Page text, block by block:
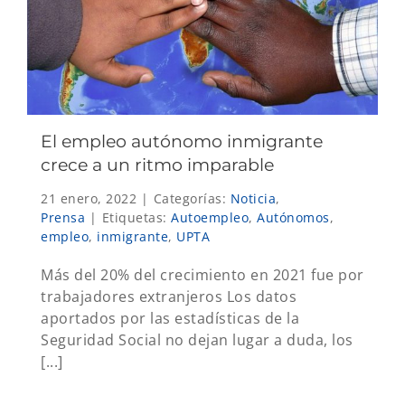
El empleo autónomo inmigrante
crece a un ritmo imparable
21 enero, 2022 | Categorías: Noticia,
Prensa | Etiquetas: Autoempleo, Autónomos,
empleo, inmigrante, UPTA
Más del 20% del crecimiento en 2021 fue por
trabajadores extranjeros Los datos
aportados por las estadísticas de la
Seguridad Social no dejan lugar a duda, los
[...]